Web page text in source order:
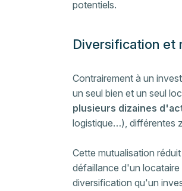
potentiels.
Diversification et
Contrairement à un
un seul bien et un seul
plusieurs dizaines
logistique…), différentes
Cette mutualisation
défaillance d'un
diversification qu'un